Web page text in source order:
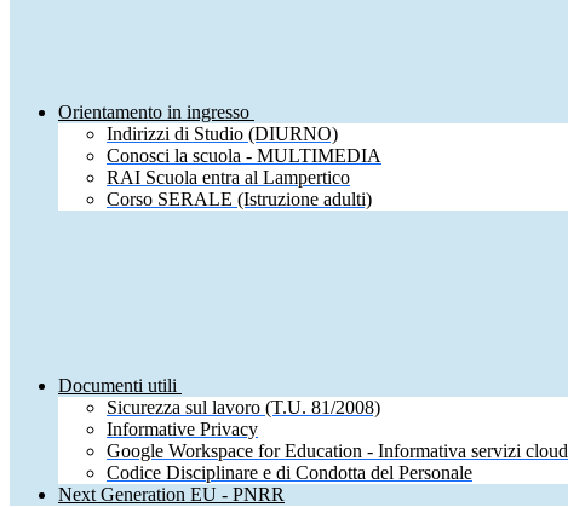
Orientamento in ingresso
Indirizzi di Studio (DIURNO)
Conosci la scuola - MULTIMEDIA
RAI Scuola entra al Lampertico
Corso SERALE (Istruzione adulti)
Documenti utili
Sicurezza sul lavoro (T.U. 81/2008)
Informative Privacy
Google Workspace for Education - Informativa servizi cloud
Codice Disciplinare e di Condotta del Personale
Next Generation EU - PNRR